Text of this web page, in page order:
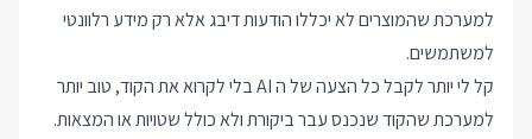
למערכת שהמוצרים לא יכללו הודעות דיבג אלא רק מידע רלוונטי
למשתמשים.
קל לי יותר לקבל כל הצעה של ה AI בלי לקרוא את הקוד, טוב יותר
למערכת שהקוד שנכנס עבר ביקורת ולא כולל שטויות או המצאות.